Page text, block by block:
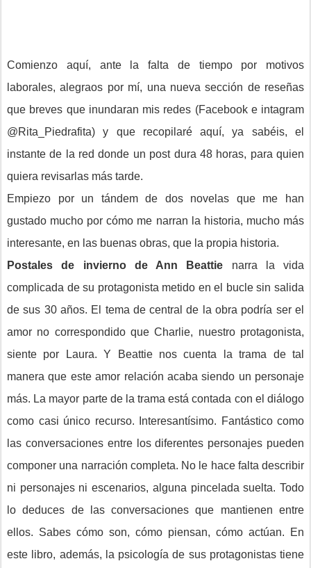
Comienzo aquí, ante la falta de tiempo por motivos
laborales, alegraos por mí, una nueva sección de reseñas
que breves que inundaran mis redes (Facebook e intagram
@Rita_Piedrafita) y que recopilaré aquí, ya sabéis, el
instante de la red donde un post dura 48 horas, para quien
quiera revisarlas más tarde.
Empiezo por un tándem de dos novelas que me han
gustado mucho por cómo me narran la historia, mucho más
interesante, en las buenas obras, que la propia historia.
Postales de invierno de Ann Beattie narra la vida
complicada de su protagonista metido en el bucle sin salida
de sus 30 años. El tema de central de la obra podría ser el
amor no correspondido que Charlie, nuestro protagonista,
siente por Laura. Y Beattie nos cuenta la trama de tal
manera que este amor relación acaba siendo un personaje
más. La mayor parte de la trama está contada con el diálogo
como casi único recurso. Interesantísimo. Fantástico como
las conversaciones entre los diferentes personajes pueden
componer una narración completa. No le hace falta describir
ni personajes ni escenarios, alguna pincelada suelta. Todo
lo deduces de las conversaciones que mantienen entre
ellos. Sabes cómo son, cómo piensan, cómo actúan. En
este libro, además, la psicología de sus protagonistas tiene